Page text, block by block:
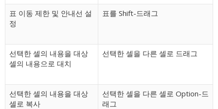
표 이동 제한 및 안내선 설
정
표를 Shift-드래그
선택한 셀의 내용을 대상
셀의 내용으로 대치
선택한 셀을 다른 셀로 드래그
선택한 셀의 내용을 대상
셀로 복사
선택한 셀을 다른 셀로 Option-드
래그